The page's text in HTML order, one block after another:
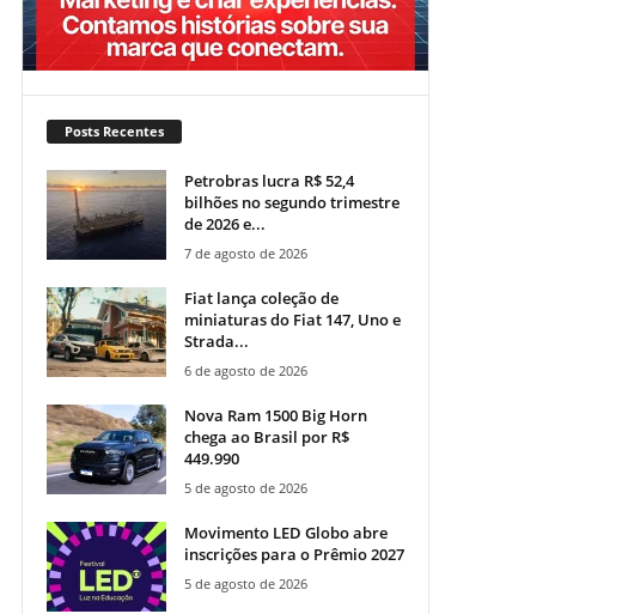
Posts Recentes
Petrobras lucra R$ 52,4
bilhões no segundo trimestre
de 2026 e...
7 de agosto de 2026
Fiat lança coleção de
miniaturas do Fiat 147, Uno e
Strada...
6 de agosto de 2026
Nova Ram 1500 Big Horn
chega ao Brasil por R$
449.990
5 de agosto de 2026
Movimento LED Globo abre
inscrições para o Prêmio 2027
5 de agosto de 2026